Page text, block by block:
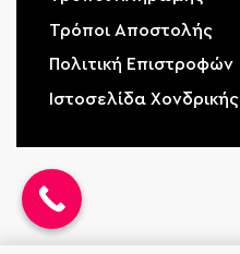
Τρόποι Αποστολής
Πολιτική Επιστροφών
Ιστοσελίδα Χονδρικής